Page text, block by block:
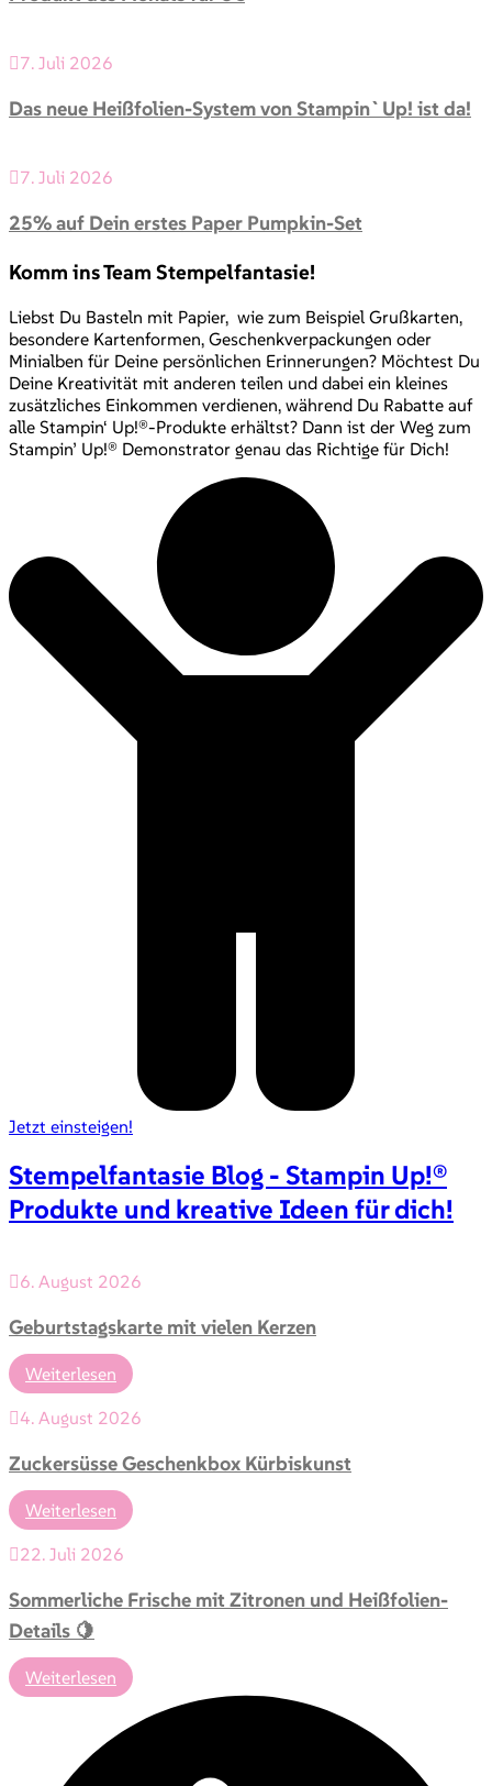
7. Juli 2026
Das neue Heißfolien-System von Stampin`Up! ist da!
7. Juli 2026
25% auf Dein erstes Paper Pumpkin-Set
Komm ins Team Stempelfantasie!
Liebst Du Basteln mit Papier, wie zum Beispiel Grußkarten,
besondere Kartenformen, Geschenkverpackungen oder
Minialben für Deine persönlichen Erinnerungen? Möchtest Du
Deine Kreativität mit anderen teilen und dabei ein kleines
zusätzliches Einkommen verdienen, während Du Rabatte auf
alle Stampin‘ Up!®-Produkte erhältst? Dann ist der Weg zum
Stampin’ Up!® Demonstrator genau das Richtige für Dich!
Jetzt einsteigen!
Stempelfantasie Blog - Stampin Up!®
Produkte und kreative Ideen für dich!
6. August 2026
Geburtstagskarte mit vielen Kerzen
Weiterlesen
4. August 2026
Zuckersüsse Geschenkbox Kürbiskunst
Weiterlesen
22. Juli 2026
Sommerliche Frische mit Zitronen und Heißfolien-
Details 🍋
Weiterlesen